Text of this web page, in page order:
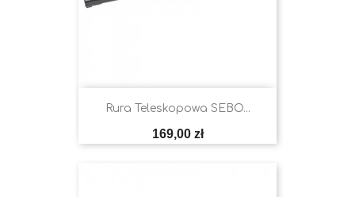
Rura Teleskopowa SEBO...
Cena
169,00 zł